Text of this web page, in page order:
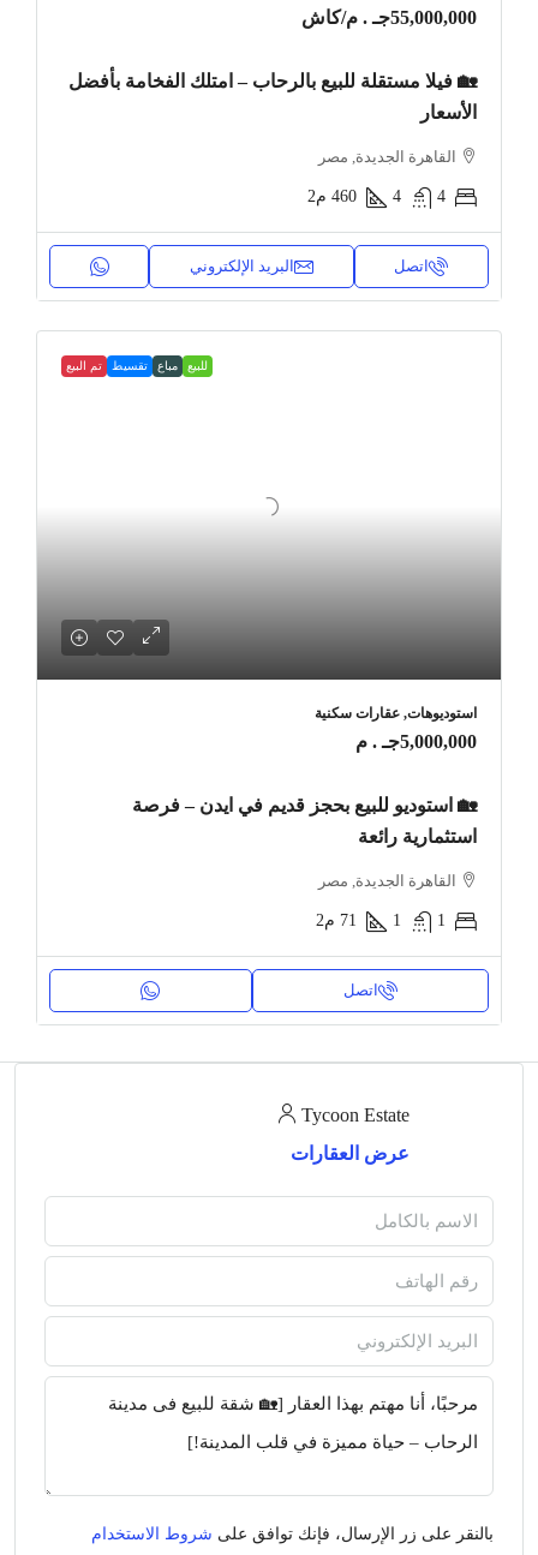
55,000,000جـ . م /كاش
🏡 فيلا مستقلة للبيع بالرحاب – امتلك الفخامة بأفضل
الأسعار
القاهرة الجديدة, مصر
4
4
460 م2
اتصل البريد الإلكتروني
للبيع مباع تقسيط تم البيع
استوديوهات, عقارات سكنية
5,000,000جـ . م
🏡 استوديو للبيع بحجز قديم في ايدن – فرصة
استثمارية رائعة
القاهرة الجديدة, مصر
1
1
71 م2
اتصل
Tycoon Estate
عرض العقارات
بالنقر على زر الإرسال، فإنك توافق على شروط الاستخدام